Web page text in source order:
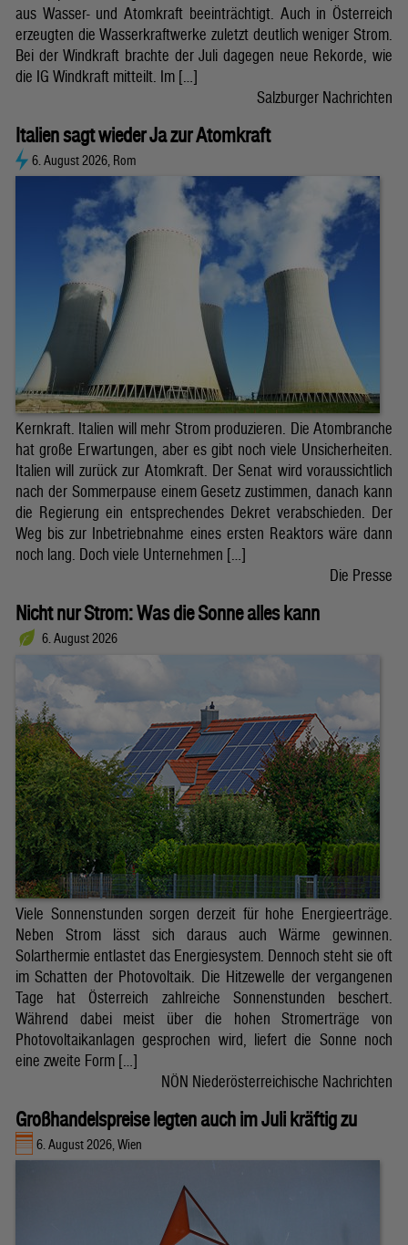
aus Wasser- und Atomkraft beeinträchtigt. Auch in Österreich
erzeugten die Wasserkraftwerke zuletzt deutlich weniger Strom.
Bei der Windkraft brachte der Juli dagegen neue Rekorde, wie
die IG Windkraft mitteilt. Im […]
Salzburger Nachrichten
Italien sagt wieder Ja zur Atomkraft
6. August 2026, Rom
Kernkraft. Italien will mehr Strom produzieren. Die Atombranche
hat große Erwartungen, aber es gibt noch viele Unsicherheiten.
Italien will zurück zur Atomkraft. Der Senat wird voraussichtlich
nach der Sommerpause einem Gesetz zustimmen, danach kann
die Regierung ein entsprechendes Dekret verabschieden. Der
Weg bis zur Inbetriebnahme eines ersten Reaktors wäre dann
noch lang. Doch viele Unternehmen […]
Die Presse
Nicht nur Strom: Was die Sonne alles kann
6. August 2026
Viele Sonnenstunden sorgen derzeit für hohe Energieerträge.
Neben Strom lässt sich daraus auch Wärme gewinnen.
Solarthermie entlastet das Energiesystem. Dennoch steht sie oft
im Schatten der Photovoltaik. Die Hitzewelle der vergangenen
Tage hat Österreich zahlreiche Sonnenstunden beschert.
Während dabei meist über die hohen Stromerträge von
Photovoltaikanlagen gesprochen wird, liefert die Sonne noch
eine zweite Form […]
NÖN Niederösterreichische Nachrichten
Großhandelspreise legten auch im Juli kräftig zu
6. August 2026, Wien